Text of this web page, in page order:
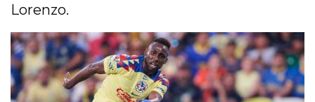
Lorenzo.